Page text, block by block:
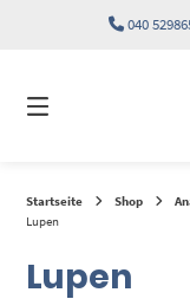
040
Startseite Shop
Lupen
Lupen